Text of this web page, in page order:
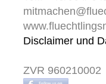
Disclaimer und
ZVR 960210002